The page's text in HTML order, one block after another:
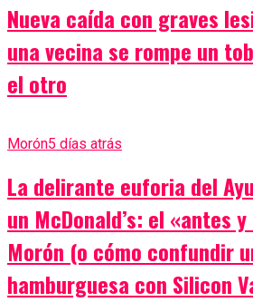
Nueva caída con graves
una vecina se rompe un
el otro
Morón5 días atrás
La delirante euforia del
un McDonald’s: el «antes
Morón (o cómo confundir
hamburguesa con Silicon